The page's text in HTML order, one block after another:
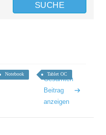
Notebook Tablet OC
Gesamten
Beitrag
anzeigen